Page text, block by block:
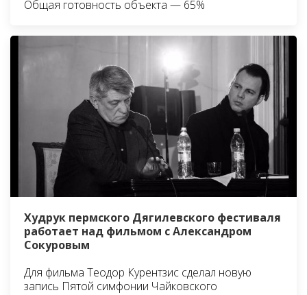
Общая готовность объекта — 65%
Худрук пермского Дягилевского фестиваля
работает над фильмом с Александром
Сокуровым
Для фильма Теодор Курентзис сделал новую
запись Пятой симфонии Чайковского